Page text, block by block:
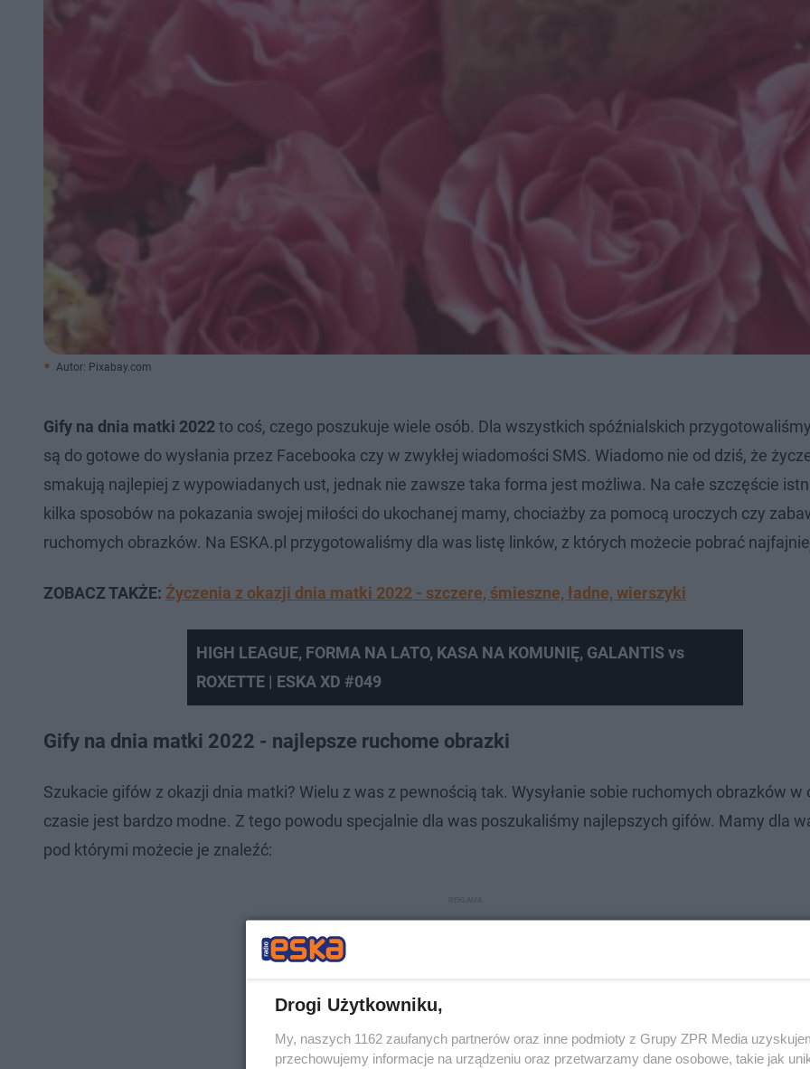
Autor: Pixabay.com
Gify na dnia matki 2022to coś, czego poszukuje wiele osób. Dla wszystkich spóźnialskich
są do gotowe do wysłania przez Facebooka czy w zwykłej wiadomości SMS. Wiadomo nie od dziś, że
smakują najlepiej z wypowiadanych ust, jednak nie zawsze taka forma jest możliwa. Na całe szczęście
kilka sposobów na pokazania swojej miłości do ukochanej mamy, chociażby za pomocą uroczych czy
ruchomych obrazków. Na ESKA.pl przygotowaliśmy dla was listę linków, z których możecie pobrać
ZOBACZ TAKŻE: Życzenia z okazji dnia matki 2022 - szczere, śmieszne, ładne, wierszyki
HIGH LEAGUE, FORMA NA LATO, KASA NA KOMUNIĘ, GALANTIS vs
ROXETTE | ESKA XD #049
Gify na dnia matki 2022 - najlepsze ruchome obrazki
Szukacie gifów z okazji dnia matki? Wielu z was z pewnością tak. Wysyłanie sobie ruchomych obrazków w
czasie jest bardzo modne. Z tego powodu specjalnie dla was poszukaliśmy najlepszych gifów. Mamy dla
pod którymi możecie je znaleźć:
Drogi Użytkowniku,
My, naszych 1162 zaufanych partnerów oraz inne podmioty z Grupy ZPR Media
przechowujemy informacje na urządzeniu oraz przetwarzamy dane osobowe, takie jak